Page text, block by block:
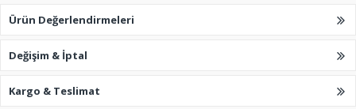
Ürün Değerlendirmeleri
Değişim & İptal
Kargo & Teslimat